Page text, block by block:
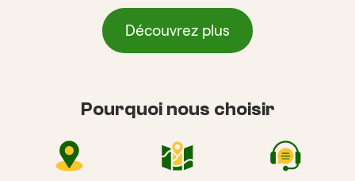
Découvrez plus
Pourquoi nous choisir